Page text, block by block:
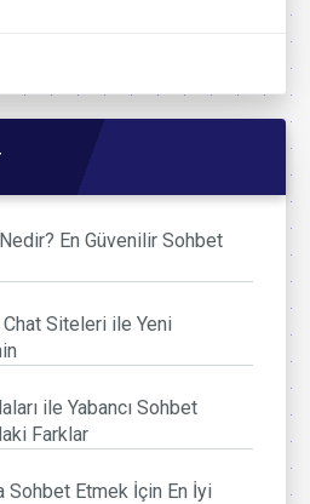
En Güvenilir Sohbet
Siteleri ile Yeni
ile Yabancı Sohbet
Farklar
Sohbet Etmek İçin En İyi